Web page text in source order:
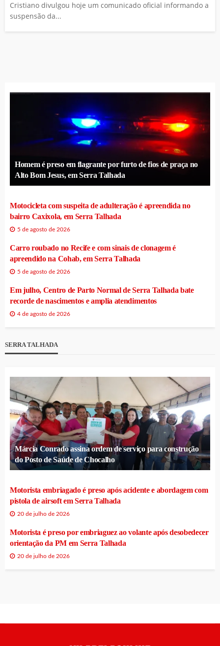
Cristiano divulgou hoje um comunicado oficial informando a
suspensão da...
Homem é preso em flagrante por furto de fios de praça no
Alto Bom Jesus, em Serra Talhada
Motocicleta com suspeita de adulteração é apreendida no
bairro Caxixola, em Serra Talhada
5 de agosto de 2026
Carro roubado no Recife e com sinais de clonagem é
apreendido na Cohab, em Serra Talhada
5 de agosto de 2026
Em julho, Centro de Parto Normal de Serra Talhada bate
recorde de nascimentos e amplia atendimentos
4 de agosto de 2026
SERRA TALHADA
Márcia Conrado assina ordem de serviço para construção
do Posto de Saúde de Chocalho
Motorista embriagado é preso após acidente e abordagem com
pistola de airsoft em Serra Talhada
20 de julho de 2026
Motorista é preso por embriaguez ao volante após desobedecer
orientação da PM em Serra Talhada
20 de julho de 2026